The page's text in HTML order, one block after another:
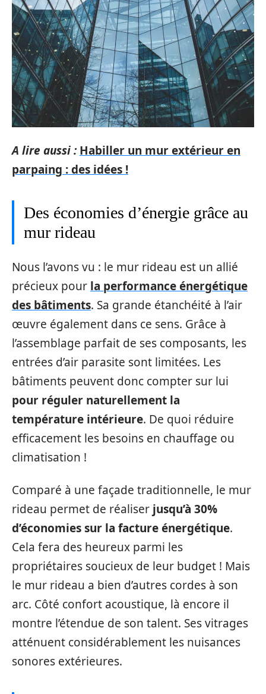
A lire aussi : Habiller un mur extérieur en
parpaing : des idées !
Des économies d’énergie grâce au
mur rideau
Nous l’avons vu : le mur rideau est un allié
précieux pour la performance énergétique
des bâtiments. Sa grande étanchéité à l’air
œuvre également dans ce sens. Grâce à
l’assemblage parfait de ses composants, les
entrées d’air parasite sont limitées. Les
bâtiments peuvent donc compter sur lui
pour réguler naturellement la
température intérieure. De quoi réduire
efficacement les besoins en chauffage ou
climatisation !
Comparé à une façade traditionnelle, le mur
rideau permet de réaliser jusqu’à 30%
d’économies sur la facture énergétique.
Cela fera des heureux parmi les
propriétaires soucieux de leur budget ! Mais
le mur rideau a bien d’autres cordes à son
arc. Côté confort acoustique, là encore il
montre l’étendue de son talent. Ses vitrages
atténuent considérablement les nuisances
sonores extérieures.